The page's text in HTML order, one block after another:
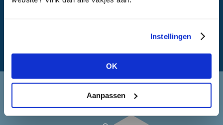
Instellingen
OK
Aanpassen
What is my travel time?
Applying at Select Projects
Applying for a job on our website?